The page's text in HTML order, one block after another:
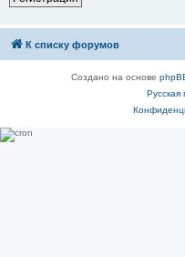
К списку форумов
Создано на основе
Русская